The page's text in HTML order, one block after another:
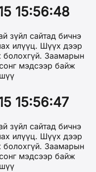
15:56:48
зүйл сайтад бичнэ
илүүц. Шүүх дээр
болохгүй. Заамарын
мэдсээр байж
15:56:47
зүйл сайтад бичнэ
илүүц. Шүүх дээр
болохгүй. Заамарын
мэдсээр байж